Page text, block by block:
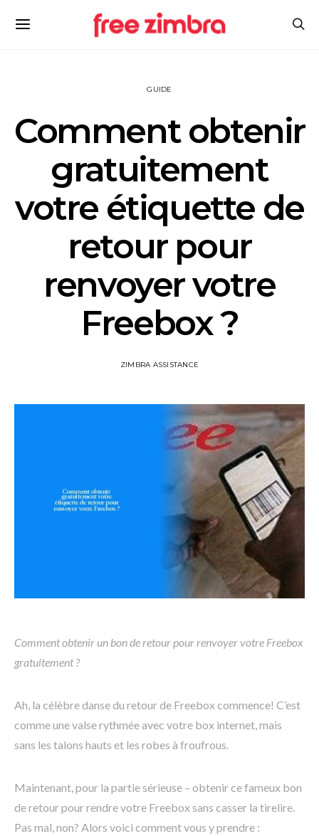
GUIDE
Comment obtenir
gratuitement
votre étiquette de
retour pour
renvoyer votre
Freebox ?
ZIMBRA ASSISTANCE
Comment obtenir un bon de retour pour renvoyer votre Freebox
gratuitement ?
Ah, la célèbre danse du retour de Freebox commence! C’est
comme une valse rythmée avec votre box internet, mais
sans les talons hauts et les robes à froufrous.
Maintenant, pour la partie sérieuse – obtenir ce fameux bon
de retour pour rendre votre Freebox sans casser la tirelire.
Pas mal, non? Alors voici comment vous y prendre :